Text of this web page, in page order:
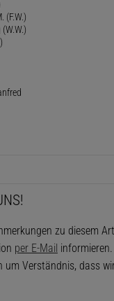
(F.W.)
zu diesem
per E-Mail
um Verständnis, dass